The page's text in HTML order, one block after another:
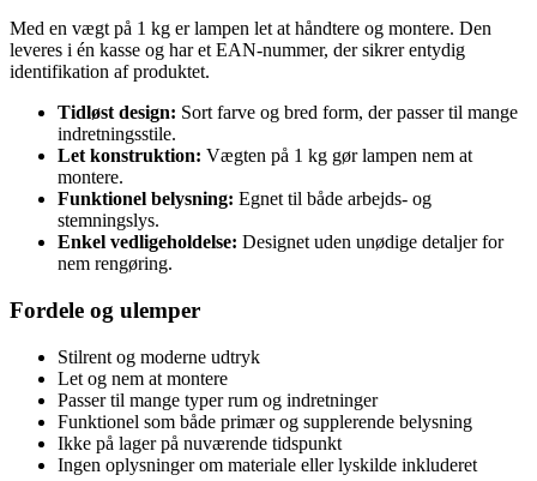
Med en vægt på 1 kg er lampen let at håndtere og montere. Den
leveres i én kasse og har et EAN-nummer, der sikrer entydig
identifikation af produktet.
Tidløst design: Sort farve og bred form, der passer til mange
indretningsstile.
Let konstruktion: Vægten på 1 kg gør lampen nem at
montere.
Funktionel belysning: Egnet til både arbejds- og
stemningslys.
Enkel vedligeholdelse: Designet uden unødige detaljer for
nem rengøring.
Fordele og ulemper
Stilrent og moderne udtryk
Let og nem at montere
Passer til mange typer rum og indretninger
Funktionel som både primær og supplerende belysning
Ikke på lager på nuværende tidspunkt
Ingen oplysninger om materiale eller lyskilde inkluderet